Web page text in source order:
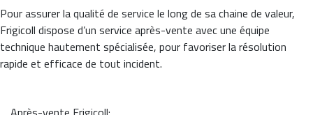
Pour assurer la qualité de service le long de sa chaine de valeur,
Frigicoll dispose d’un service après-vente avec une équipe
technique hautement spécialisée, pour favoriser la résolution
rapide et efficace de tout incident.